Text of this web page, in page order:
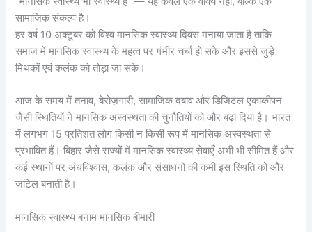
सामाजिक संकल्प है।
हर वर्ष 10 अक्टूबर को विश्व मानसिक स्वास्थ्य दिवस मनाया जाता है ताकि
समाज में मानसिक स्वास्थ्य के महत्व पर गंभीर चर्चा हो सके और इससे जुड़े
मिथकों एवं कलंक को तोड़ा जा सके।
आज के समय में तनाव, बेरोज़गारी, सामाजिक दबाव और डिजिटल एकाकीपन
जैसी स्थितियों ने मानसिक अस्वस्थता की चुनौतियों को और बढ़ा दिया है। भारत
में लगभग 15 प्रतिशत लोग किसी न किसी रूप में मानसिक अस्वस्थता से
प्रभावित हैं। बिहार जैसे राज्यों में मानसिक स्वास्थ्य सेवाएँ अभी भी सीमित हैं और
कई स्थानों पर अंधविश्वास, कलंक और संसाधनों की कमी इस स्थिति को और
जटिल बनाती है।
मानसिक स्वास्थ्य बनाम मानसिक बीमारी